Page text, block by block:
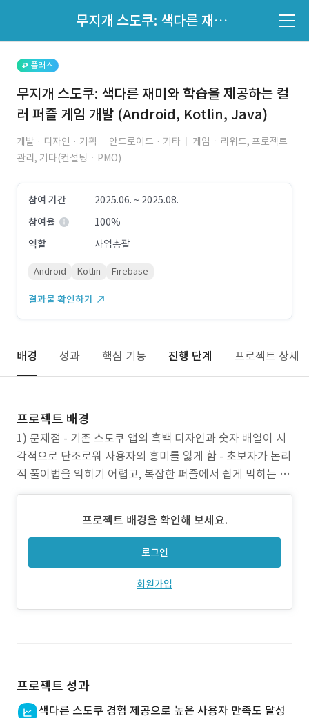
무지개 스도쿠: 색다른 재미와 학습을 제공하는 컬러 퍼즐 게임 개발 (Android, Kotlin, Java)
지원자 목록 바로가기
플러스
무지개 스도쿠: 색다른 재미와 학습을 제공하는 컬
러 퍼즐 게임 개발 (Android, Kotlin, Java)
개발 · 디자인 · 기획 안드로이드 · 기타
게임ㆍ리워드, 프로젝트
관리, 기타(컨설팅ㆍPMO)
참여 기간
2025.06. ~ 2025.08.
참여율
100%
역할
사업총괄
Android Kotlin Firebase
결과물 확인하기
배경 성과 핵심 기능 진행 단계 프로젝트 상세
프로젝트 배경
1) 문제점 - 기존 스도쿠 앱의 흑백 디자인과 숫자 배열이 시
각적으로 단조로워 사용자의 흥미를 잃게 함 - 초보자가 논리
적 풀이법을 익히기 어렵고, 복잡한 퍼즐에서 쉽게 막히는 문
제 - 게임 진행 상황이 저장되지 않아 이탈이 발생하는 문제
력적인 새로운 스도쿠 경험 제공 - 스마트 힌트, 자동 오류 확
인 등 학습 기능을 강화하여 초보
프로젝트 배경을 확인해 보세요.
로그인
회원가입
프로젝트 성과
색다른 스도쿠 경험 제공으로 높은 사용자 만족도 달성